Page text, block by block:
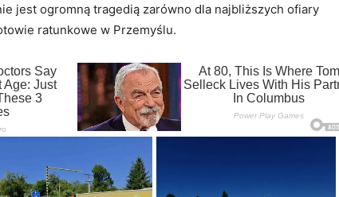
jest ogromną tragedią zarówno dla najbliższych ofiary
ratunkowe w Przemyślu.